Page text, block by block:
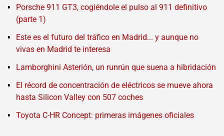
Porsche 911 GT3, cogiéndole el pulso al 911 definitivo
(parte 1)
Este es el futuro del tráfico en Madrid... y aunque no
vivas en Madrid te interesa
Lamborghini Asterión, un runrún que suena a hibridación
El récord de concentración de eléctricos se mueve ahora
hasta Silicon Valley con 507 coches
Toyota C-HR Concept: primeras imágenes oficiales